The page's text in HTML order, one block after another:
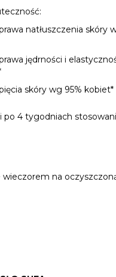
natłuszczenia skóry
jędrności i
skóry wg 95% kobiet*
po 4 tygodniach
wieczorem na